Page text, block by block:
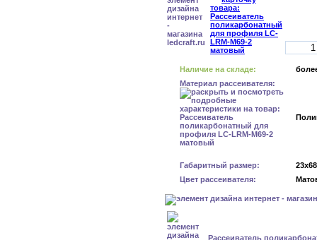
Наличие на складе:
Материал рассеивателя:
Габаритный размер:
Цвет рассеивателя:
Рассеиватель